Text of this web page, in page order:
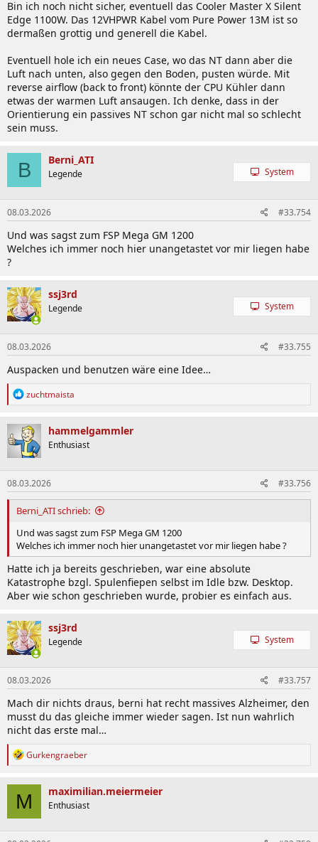
Bin ich noch nicht sicher, eventuell das Cooler Master X Silent
Edge 1100W. Das 12VHPWR Kabel vom Pure Power 13M ist so
dermaßen grottig und generell die Kabel.
Eventuell hole ich ein neues Case, wo das NT dann aber die
Luft nach unten, also gegen den Boden, pusten würde. Mit
reverse airflow (back to front) könnte der CPU Kühler dann
etwas der warmen Luft ansaugen. Ich denke, dass in der
Orientierung ein passives NT schon gar nicht mal so schlecht
sein muss.
B Berni_ATI
Legende System
08.03.2026 #33.754
Und was sagst zum FSP Mega GM 1200
Welches ich immer noch hier unangetastet vor mir liegen habe
?
ssj3rd
Legende System
08.03.2026 #33.755
Auspacken und benutzen wäre eine Idee…
R
k
t
i
o
n
e
n
:
zuchtmaista
hammelgammler
Enthusiast
08.03.2026 #33.756
Berni_ATI schrieb:
Und was sagst zum FSP Mega GM 1200
Welches ich immer noch hier unangetastet vor mir liegen habe ?
Hatte ich ja bereits geschrieben, war eine absolute
Katastrophe bzgl. Spulenfiepen selbst im Idle bzw. Desktop.
Aber wie schon geschrieben wurde, probier es einfach aus.
ssj3rd
Legende System
08.03.2026 #33.757
Mach dir nichts draus, berni hat recht massives Alzheimer, den
musst du das gleiche immer wieder sagen. Ist nun wahrlich
nicht das erste mal…
R
k
t
o
n
Gurkengraeber
M maximilian.meiermeier
Enthusiast